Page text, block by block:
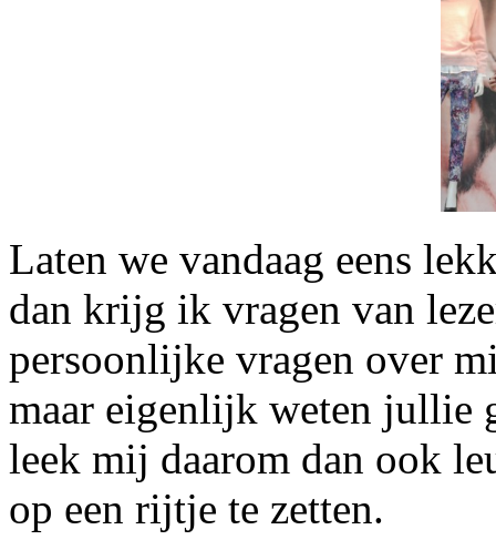
Laten we vandaag eens
dan krijg ik vragen van
persoonlijke vragen over
maar eigenlijk weten jullie
leek mij daarom dan ook
op een rijtje te zetten.